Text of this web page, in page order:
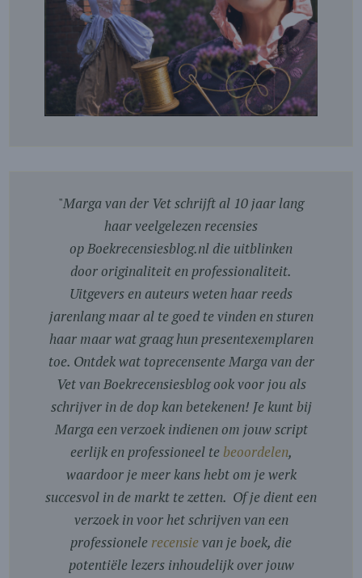
"Marga van der Vet schrijft al 10 jaar lang
haar veelgelezen recensies
op Boekrecensiesblog.nl die uitblinken
door originaliteit en professionaliteit.
Uitgevers en auteurs weten haar reeds
jarenlang maar al te goed te vinden en sturen
haar maar wat graag hun presentexemplaren
toe. Ontdek wat toprecensente Marga van der
Vet van Boekrecensiesblog ook voor jou als
schrijver in de dop kan betekenen! Je kunt bij
Marga een verzoek indienen om jouw script
eerlijk en professioneel te beoordelen,
waardoor je meer kans hebt om je werk
succesvol in de markt te zetten. Of je dient een
verzoek in voor het schrijven van een
professionele recensievan je boek, die
potentiële lezers inhoudelijk over jouw